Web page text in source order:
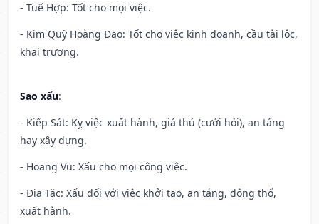
- Tuế Hợp: Tốt cho mọi việc.
- Kim Quỹ Hoàng Đạo: Tốt cho việc kinh doanh, cầu tài lộc,
khai trương.
Sao xấu:
- Kiếp Sát: Kỵ việc xuất hành, giá thú (cưới hỏi), an táng
hay xây dựng.
- Hoang Vu: Xấu cho mọi công việc.
- Địa Tặc: Xấu đối với việc khởi tạo, an táng, động thổ,
xuất hành.